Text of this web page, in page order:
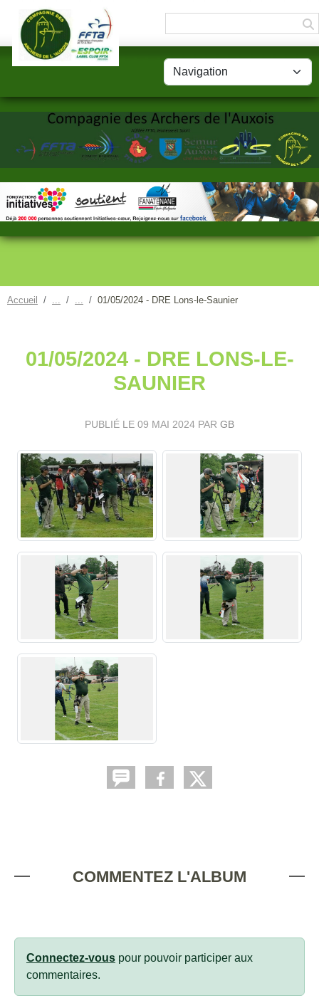
Accueil 01/05/2024 - DRE Lons-le-Saunier
01/05/2024 - DRE LONS-LE-
SAUNIER
PUBLIÉ LE 09 MAI 2024 PAR GB
COMMENTEZ L'ALBUM
Connectez-vous pour pouvoir participer aux
commentaires.
Panneau de gestion des cookies